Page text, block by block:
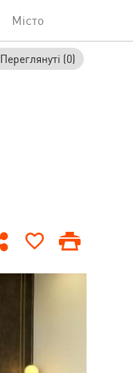
Місто
Переглянуті (0)